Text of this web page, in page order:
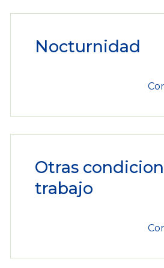
Nocturnidad
Otras
trabajo